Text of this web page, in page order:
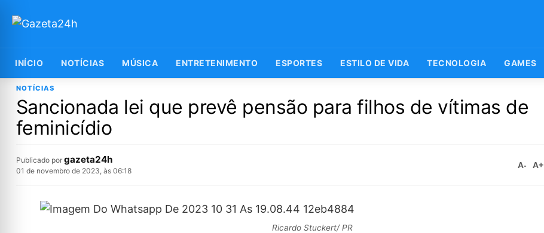
INÍCIO NOTÍCIAS MÚSICA ENTRETENIMENTO ESPORTES ESTILO DE VIDA TECNOLOGIA GAMES
NOTÍCIAS
Sancionada lei que prevê pensão para filhos de vítimas de
feminicídio
Publicado por gazeta24h
01 de novembro de 2023, às 06:18
A- A+
Ricardo Stuckert/ PR